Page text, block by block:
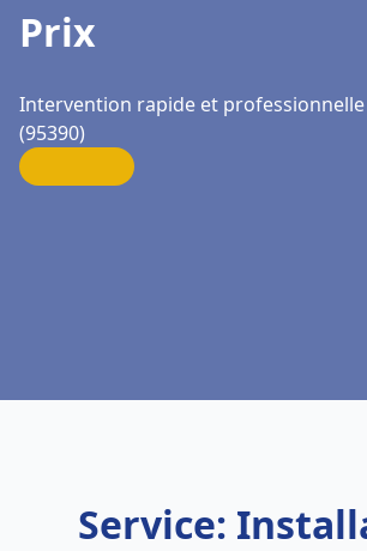
Prix
Intervention rapide et professionnelle
(95390)
Service: